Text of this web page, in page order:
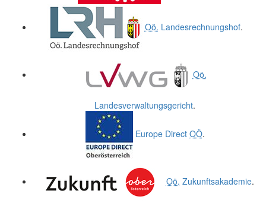
Oö. Landesrechnungshof.
Oö.
Landesverwaltungsgericht.
Europe Direct OÖ.
Oö. Zukunftsakademie.